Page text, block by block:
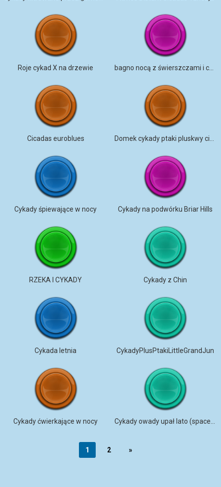
Roje cykad X na drzewie bagno nocą z świerszczami i cykadami
Cicadas euroblues
Cykady śpiewające w nocy Cykady na podwórku Briar Hills
RZEKA I CYKADY Cykady z Chin
Cykada letnia CykadyPlusPtakiLittleGrandJun
Cykady ćwierkające w nocy
1 2 »